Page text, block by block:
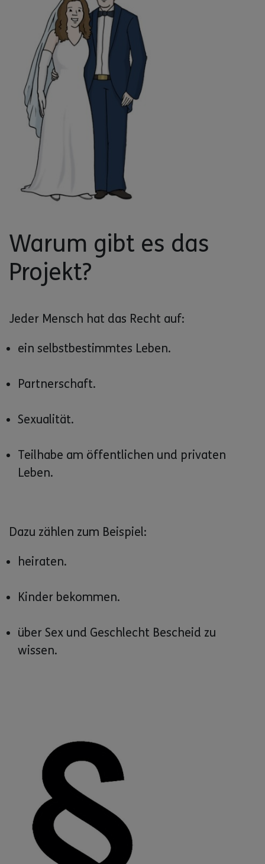
Warum gibt es das
Projekt?
Jeder Mensch hat das Recht auf:
ein selbstbestimmtes Leben.
Partnerschaft.
Sexualität.
Teilhabe am öffentlichen und privaten
Leben.
Dazu zählen zum Beispiel:
heiraten.
Kinder bekommen.
über Sex und Geschlecht Bescheid zu
wissen.